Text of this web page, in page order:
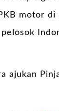
motor
ajukan